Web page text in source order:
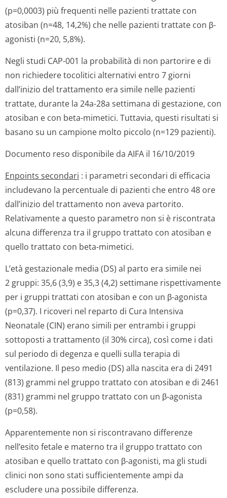
(p=0,0003) più frequenti nelle pazienti trattate con
atosiban (n=48, 14,2%) che nelle pazienti trattate con β-
agonisti (n=20, 5,8%).
Negli studi CAP-001 la probabilità di non partorire e di
non richiedere tocolitici alternativi entro 7 giorni
dall’inizio del trattamento era simile nelle pazienti
trattate, durante la 24a-28a settimana di gestazione, con
atosiban e con beta-mimetici. Tuttavia, questi risultati si
basano su un campione molto piccolo (n=129 pazienti).
Documento reso disponibile da AIFA il 16/10/2019
Enpoints secondari : i parametri secondari di efficacia
includevano la percentuale di pazienti che entro 48 ore
dall’inizio del trattamento non aveva partorito.
Relativamente a questo parametro non si è riscontrata
alcuna differenza tra il gruppo trattato con atosiban e
quello trattato con beta-mimetici.
L’età gestazionale media (DS) al parto era simile nei
2 gruppi: 35,6 (3,9) e 35,3 (4,2) settimane rispettivamente
per i gruppi trattati con atosiban e con un β-agonista
(p=0,37). I ricoveri nel reparto di Cura Intensiva
Neonatale (CIN) erano simili per entrambi i gruppi
sottoposti a trattamento (il 30% circa), così come i dati
sul periodo di degenza e quelli sulla terapia di
ventilazione. Il peso medio (DS) alla nascita era di 2491
(813) grammi nel gruppo trattato con atosiban e di 2461
(831) grammi nel gruppo trattato con un β-agonista
(p=0,58).
Apparentemente non si riscontravano differenze
nell’esito fetale e materno tra il gruppo trattato con
atosiban e quello trattato con β-agonisti, ma gli studi
clinici non sono stati sufficientemente ampi da
escludere una possibile differenza.